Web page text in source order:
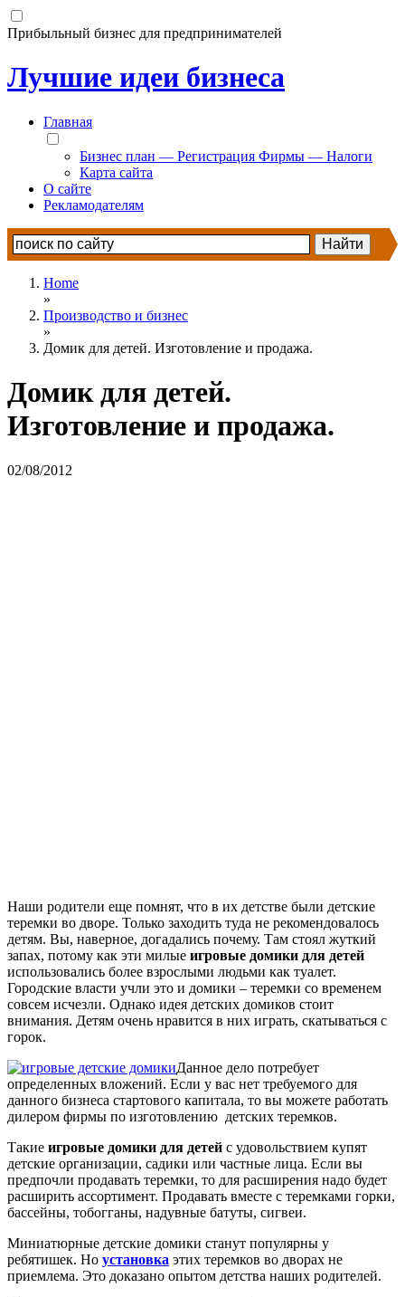
Прибыльный бизнес для предпринимателей
Лучшие идеи бизнеса
Главная
Бизнес план — Регистрация Фирмы — Налоги
Карта сайта
О сайте
Рекламодателям
Home
»
Производство и бизнес
»
Домик для детей. Изготовление и продажа.
Домик для детей.
Изготовление и продажа.
02/08/2012
Наши родители еще помнят, что в их детстве были детские
теремки во дворе. Только заходить туда не рекомендовалось
детям. Вы, наверное, догадались почему. Там стоял жуткий
запах, потому как эти милые игровые домики для детей
использовались более взрослыми людьми как туалет.
Городские власти учли это и домики – теремки со временем
совсем исчезли. Однако идея детских домиков стоит
внимания. Детям очень нравится в них играть, скатываться с
горок.
Данное дело потребует
определенных вложений. Если у вас нет требуемого для
данного бизнеса стартового капитала, то вы можете работать
дилером фирмы по изготовлению детских теремков.
Такие игровые домики для детей с удовольствием купят
детские организации, садики или частные лица. Если вы
предпочли продавать теремки, то для расширения надо будет
расширить ассортимент. Продавать вместе с теремками горки,
бассейны, тобогганы, надувные батуты, сигвеи.
Миниатюрные детские домики станут популярны у
ребятишек. Но установка этих теремков во дворах не
приемлема. Это доказано опытом детства наших родителей.